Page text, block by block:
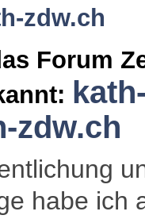
zdw.ch
Forum
zdw.ch
habe ich